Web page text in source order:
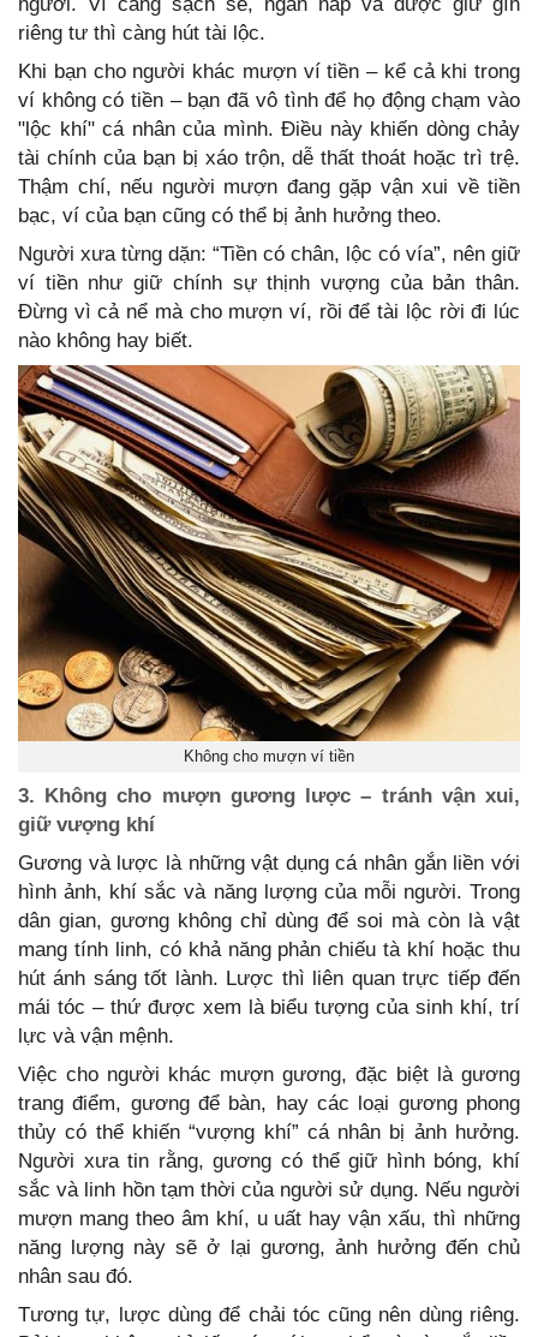
riêng tư thì càng hút tài lộc.
Khi bạn cho người khác mượn ví tiền – kể cả khi trong
ví không có tiền – bạn đã vô tình để họ động chạm vào
"lộc khí" cá nhân của mình. Điều này khiến dòng chảy
tài chính của bạn bị xáo trộn, dễ thất thoát hoặc trì trệ.
Thậm chí, nếu người mượn đang gặp vận xui về tiền
bạc, ví của bạn cũng có thể bị ảnh hưởng theo.
Người xưa từng dặn: “Tiền có chân, lộc có vía”, nên giữ
ví tiền như giữ chính sự thịnh vượng của bản thân.
Đừng vì cả nể mà cho mượn ví, rồi để tài lộc rời đi lúc
nào không hay biết.
Không cho mượn ví tiền
3. Không cho mượn gương lược – tránh vận xui,
giữ vượng khí
Gương và lược là những vật dụng cá nhân gắn liền với
hình ảnh, khí sắc và năng lượng của mỗi người. Trong
dân gian, gương không chỉ dùng để soi mà còn là vật
mang tính linh, có khả năng phản chiếu tà khí hoặc thu
hút ánh sáng tốt lành. Lược thì liên quan trực tiếp đến
mái tóc – thứ được xem là biểu tượng của sinh khí, trí
lực và vận mệnh.
Việc cho người khác mượn gương, đặc biệt là gương
trang điểm, gương để bàn, hay các loại gương phong
thủy có thể khiến “vượng khí” cá nhân bị ảnh hưởng.
Người xưa tin rằng, gương có thể giữ hình bóng, khí
sắc và linh hồn tạm thời của người sử dụng. Nếu người
mượn mang theo âm khí, u uất hay vận xấu, thì những
năng lượng này sẽ ở lại gương, ảnh hưởng đến chủ
nhân sau đó.
Tương tự, lược dùng để chải tóc cũng nên dùng riêng.